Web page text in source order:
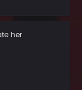
her